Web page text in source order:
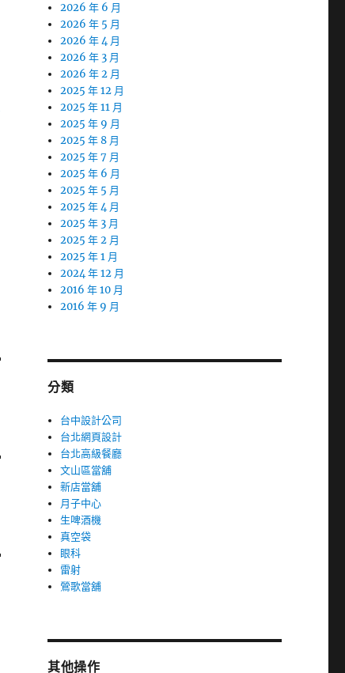
2026 年 6 月
2026 年 5 月
2026 年 4 月
2026 年 3 月
2026 年 2 月
2025 年 12 月
2025 年 11 月
2025 年 9 月
2025 年 8 月
2025 年 7 月
2025 年 6 月
2025 年 5 月
2025 年 4 月
2025 年 3 月
2025 年 2 月
2025 年 1 月
2024 年 12 月
2016 年 10 月
2016 年 9 月
分類
台中設計公司
台北網頁設計
台北高級餐廳
文山區當舖
新店當舖
月子中心
生啤酒機
真空袋
眼科
雷射
鶯歌當舖
其他操作